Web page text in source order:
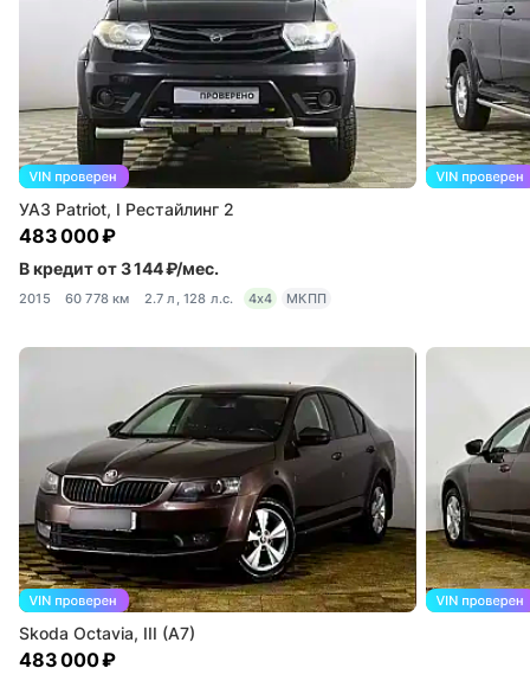
УАЗ Patriot, I Рестайлинг 2
483 000 ₽
В кредит от 3 144 ₽/мес.
2015 60 778 км 2.7 л, 128 л.с. 4x4 МКПП
Skoda Octavia, III (A7)
483 000 ₽